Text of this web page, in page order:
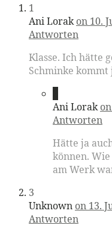
1
Ani Lorak on 10.
Antworten
Klasse. Ich hätte
Schminke
Ani Lorak
Antworten
Hätte ja
können.
am Werk
3
Unknown on 13.
Antworten